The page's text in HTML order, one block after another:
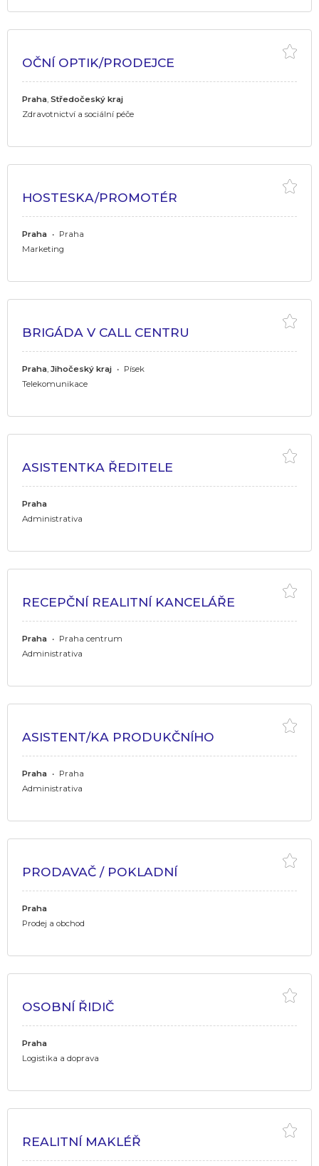
OČNÍ OPTIK/PRODEJCE
Praha Středočeský kraj
Zdravotnictví a sociální péče
HOSTESKA/PROMOTÉR
Praha • Praha
Marketing
BRIGÁDA V CALL CENTRU
Praha Jihočeský kraj • Písek
Telekomunikace
ASISTENTKA ŘEDITELE
Praha
Administrativa
RECEPČNÍ REALITNÍ KANCELÁŘE
Praha • Praha centrum
Administrativa
ASISTENT/KA PRODUKČNÍHO
Praha • Praha
Administrativa
PRODAVAČ / POKLADNÍ
Praha
Prodej a obchod
OSOBNÍ ŘIDIČ
Praha
Logistika a doprava
REALITNÍ MAKLÉŘ